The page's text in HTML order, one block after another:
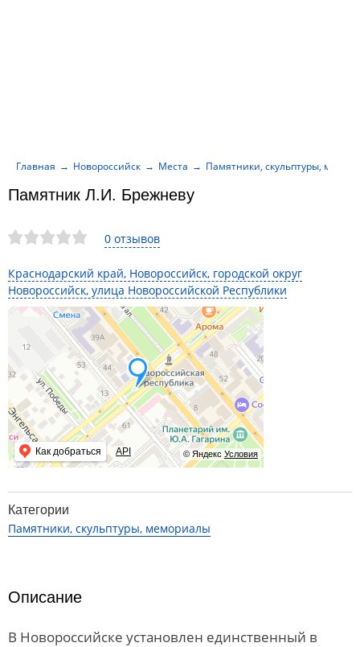
0 отзывов
Краснодарский край, Новороссийск, городской округ
Новороссийск, улица Новороссийской Республики
© Яндекс Условия
Как добраться API
Памятник Л.И. Брежневу
Главная Новороссийск Места Памятники, скульптуры,
Категории
Памятники, скульптуры, мемориалы
Описание
В Новороссийске установлен единственный в